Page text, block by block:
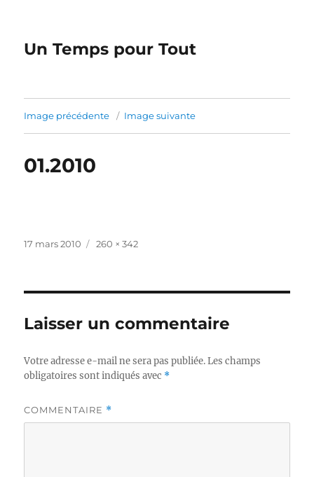
Un Temps pour Tout
Image précédente Image suivante
01.2010
Publié
17 mars 2010
Taille
260 × 342
Laisser un commentaire
Votre adresse e-mail ne sera pas publiée. Les champs
obligatoires sont indiqués avec *
COMMENTAIRE *